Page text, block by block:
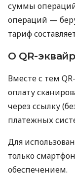
суммы
операций —
тариф
О QR-
Вместе с тем
оплату
через ссылку
платежных
Для
только
обеспечением.